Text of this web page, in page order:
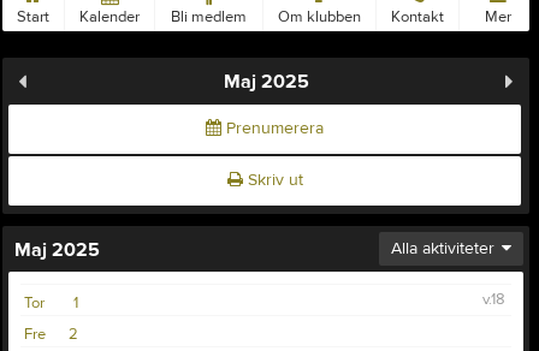
Start Kalender Bli medlem Om klubben Kontakt Mer
Maj 2025
Prenumerera
Skriv ut
Maj 2025 Alla aktiviteter
1
Tor
v.18
2
Fre